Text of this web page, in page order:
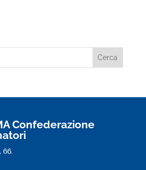
Confederazione
66.